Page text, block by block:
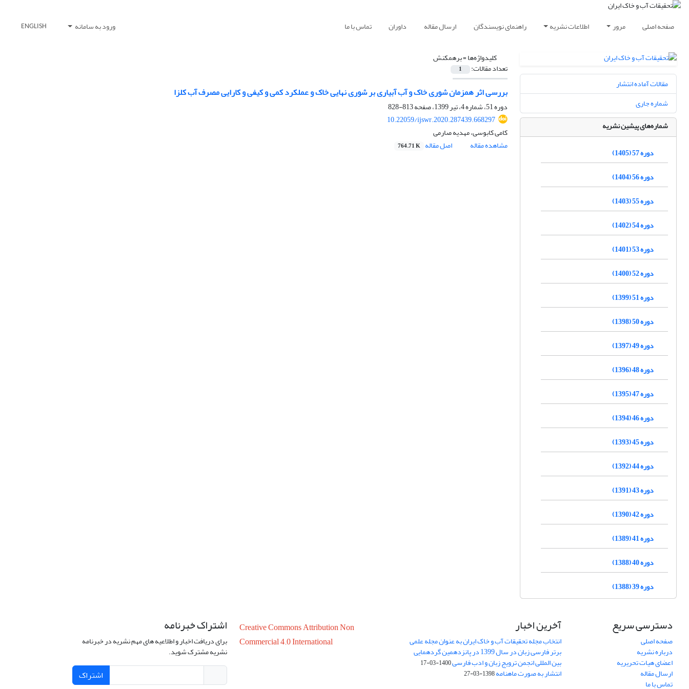
صفحه اصلی مرور اطلاعات نشریه راهنمای نویسندگان ارسال مقاله داوران تماس با ما ورود به سامانه ENGLISH
کلیدواژه‌ها =برهمکنش
تعداد مقالات: 1
بررسی اثر همزمان شوری خاک و آب آبیاری بر شوری نهایی خاک و عملکرد کمی و کیفی و کارایی مصرف آب کلزا
دوره 51، شماره 4، تیر 1399، صفحه
813-828
10.22059/ijswr.2020.287439.668297
کامی کابوسی، مهدیه صارمی
مشاهده مقاله
اصل مقاله 764.71 K
مقالات آماده انتشار
شماره جاری
شماره‌های پیشین نشریه
دوره 57 (1405)
دوره 56 (1404)
دوره 55 (1403)
دوره 54 (1402)
دوره 53 (1401)
دوره 52 (1400)
دوره 51 (1399)
دوره 50 (1398)
دوره 49 (1397)
دوره 48 (1396)
دوره 47 (1395)
دوره 46 (1394)
دوره 45 (1393)
دوره 44 (1392)
دوره 43 (1391)
دوره 42 (1390)
دوره 41 (1389)
دوره 40 (1388)
دوره 39 (1388)
دسترسی سریع
صفحه اصلی
درباره نشریه
اعضای هیات تحریریه
ارسال مقاله
تماس با ما
آخرین اخبار
انتخاب مجله تحقیقات آب و خاک ایران به عنوان مجله علمی
برتر فارسی زبان در سال 1399 در پانزدهمین گردهمایی
بین المللی انجمن ترویج زبان و ادب فارسی1400-03-17
انتشار به صورت ماهنامه1398-03-27
Creative Commons Attribution Non
Commercial 4.0 International
اشتراک خبرنامه
برای دریافت اخبار و اطلاعیه های مهم نشریه در خبرنامه
نشریه مشترک شوید.
اشتراک